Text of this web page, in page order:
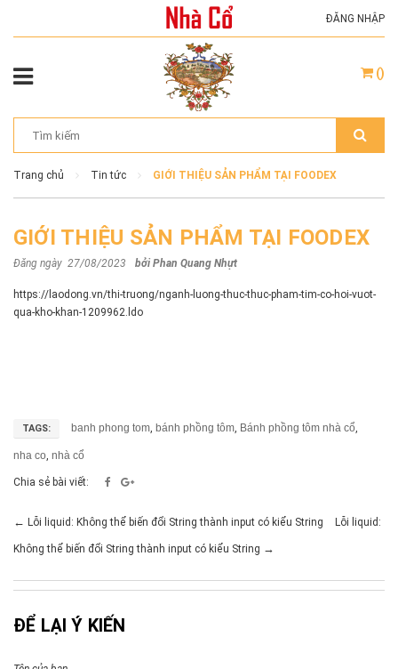
ĐĂNG NHẬP
()
Trang chủ Tin tức GIỚI THIỆU SẢN PHẨM TẠI FOODEX
GIỚI THIỆU SẢN PHẨM TẠI FOODEX
Đăng ngày 27/08/2023 bởi Phan Quang Nhựt
https://laodong.vn/thi-truong/nganh-luong-thuc-thuc-pham-tim-co-hoi-vuot-
qua-kho-khan-1209962.ldo
TAGS: banh phong tom, bánh phồng tôm, Bánh phồng tôm nhà cổ,
nha co, nhà cổ
Chia sẻ bài viết:
← Lỗi liquid: Không thể biến đổi String thành input có kiểu String Lỗi liquid:
Không thể biến đổi String thành input có kiểu String →
ĐỂ LẠI Ý KIẾN